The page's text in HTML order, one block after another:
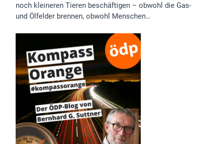
noch kleineren Tieren beschäftigen – obwohl die Gas-
und Ölfelder brennen, obwohl Menschen…